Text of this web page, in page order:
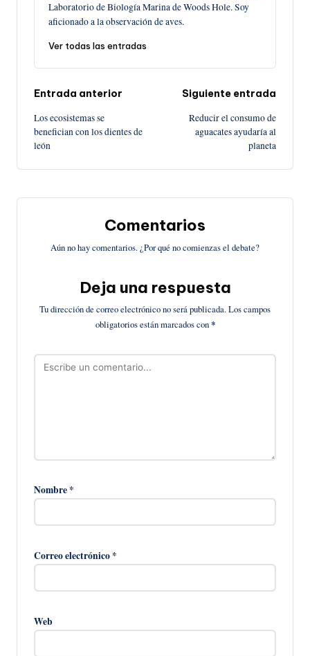
Laboratorio de Biología Marina de Woods Hole. Soy
aficionado a la observación de aves.
Ver todas las entradas
Navegación
de
entradas
Entrada anterior
Los ecosistemas se
benefician con los dientes de
león
Siguiente entrada
Reducir el consumo de
aguacates ayudaría al
planeta
Comentarios
Aún no hay comentarios. ¿Por qué no comienzas el debate?
Deja una respuesta
Tu dirección de correo electrónico no será publicada.Los campos
obligatorios están marcados con*
Nombre*
Correo electrónico*
Web